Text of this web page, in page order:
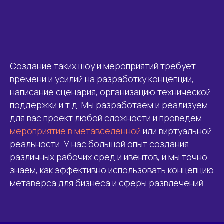
Создание таких шоу и мероприятий требует
времени и усилий на разработку концепции,
написание сценария, организацию технической
поддержки и т.д. Мы разработаем и реализуем
для вас проект любой сложности и проведем
мероприятие в метавселенной или виртуальной
реальности. У нас большой опыт создания
различных рабочих сред и ивентов, и мы точно
знаем, как эффективно использовать концепцию
метаверса для бизнеса и сферы развлечений.